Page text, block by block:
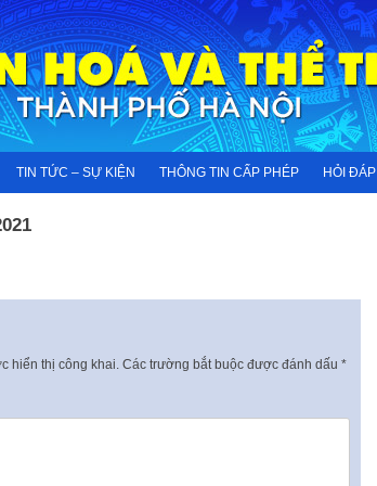
TIN TỨC – SỰ KIỆN THÔNG TIN CẤP PHÉP HỎI ĐÁP
hiển thị công khai. Các trường bắt buộc được đánh dấu *